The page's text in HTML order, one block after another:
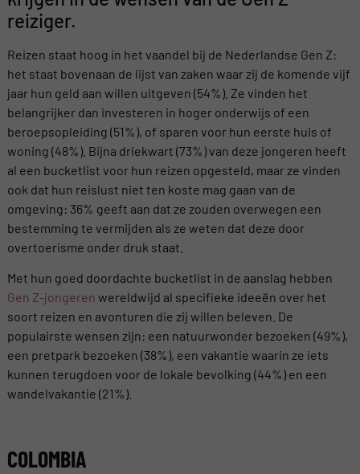
reiziger.
Reizen staat hoog in het vaandel bij de Nederlandse Gen Z:
het staat bovenaan de lijst van zaken waar zij de komende vijf
jaar hun geld aan willen uitgeven (54%). Ze vinden het
belangrijker dan investeren in hoger onderwijs of een
beroepsopleiding (51%), of sparen voor hun eerste huis of
woning (48%). Bijna driekwart (73%) van deze jongeren heeft
al een bucketlist voor hun reizen opgesteld, maar ze vinden
ook dat hun reislust niet ten koste mag gaan van de
omgeving: 36% geeft aan dat ze zouden overwegen een
bestemming te vermijden als ze weten dat deze door
overtoerisme onder druk staat.
Met hun goed doordachte bucketlist in de aanslag hebben
Gen Z-jongeren wereldwijd al specifieke ideeën over het
soort reizen en avonturen die zij willen beleven. De
populairste wensen zijn: een natuurwonder bezoeken (49%),
een pretpark bezoeken (38%), een vakantie waarin ze iets
kunnen terugdoen voor de lokale bevolking (44%) en een
wandelvakantie (21%).
COLOMBIA